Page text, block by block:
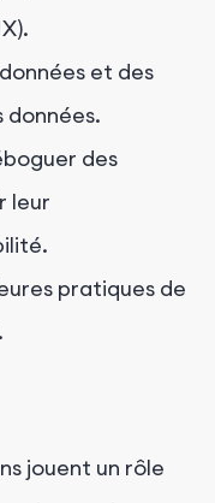
et des
données.
des
leur
pratiques de
jouent un rôle